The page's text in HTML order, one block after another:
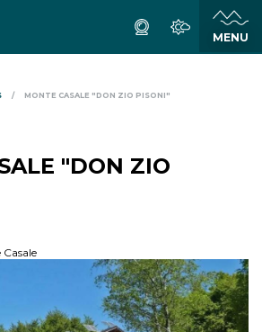
MONTE CASALE "DON ZIO PISONI"
"DON ZIO